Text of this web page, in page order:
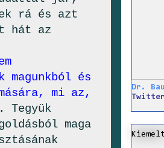
rá és azt
hát az
és
mi az,
Tegyük
maga
Dr.
Twitter